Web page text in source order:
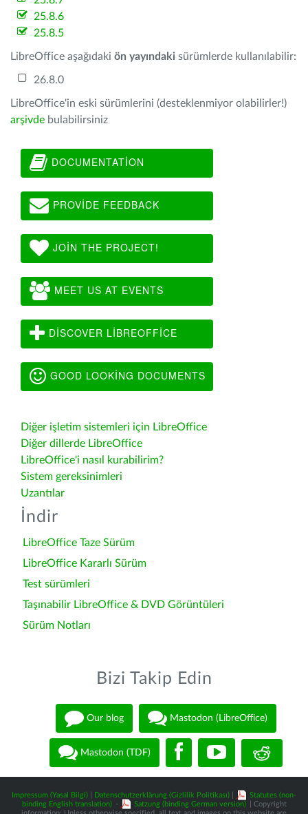
25.8.6
25.8.5
LibreOffice aşağıdaki ön yayındaki sürümlerde kullanılabilir:
26.8.0
LibreOffice'in eski sürümlerini (desteklenmiyor olabilirler!)
arşivde bulabilirsiniz
DOCUMENTATION
PROVIDE FEEDBACK
JOIN THE PROJECT!
MEET US AT EVENTS
DISCOVER LIBREOFFICE
GOOD LOOKING DOCUMENTS
Diğer işletim sistemleri için LibreOffice
Diğer dillerde LibreOffice
LibreOffice'i nasıl kurabilirim?
Sistem gereksinimleri
Uzantılar
İndir
LibreOffice Taze Sürüm
LibreOffice Kararlı Sürüm
Test sürümleri
Taşınabilir LibreOffice & DVD Görüntüleri
Sürüm Notları
Bizi Takip Edin
Our blog Mastodon (LibreOffice)
Mastodon (TDF)
Impressum (Yasal Bilgi) Datenschutzerklärung (Gizlilik Politikası)
Statutes (non-
binding English translation) - Satzung (binding German version)
| Copyright